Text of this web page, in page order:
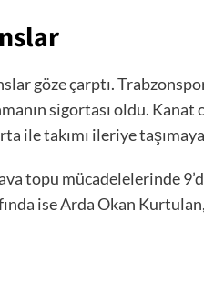
göze çarptı.
sigortası oldu.
ile takımı ileriye
topu mücadelelerinde
ise Arda Okan